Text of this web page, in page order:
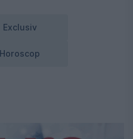
Exclusiv
Horoscop